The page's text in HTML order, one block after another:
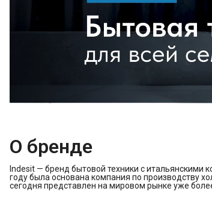
О бренде
Indesit — бренд бытовой техники с итальянскими
году была основана компания по производству
сегодня представлен на мировом рынке уже